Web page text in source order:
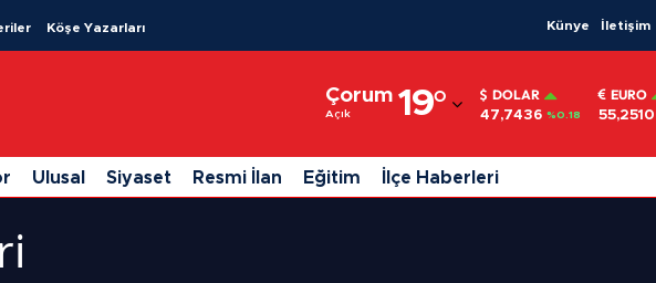
Köşe Yazarları Künye İletişim
Çorum
Açık 19°
Adıyaman
Afyonkarahisar
Ağrı
DOLAR
47,7436 %0.18
EURO
55,2510
Ulusal Siyaset Resmi İlan Eğitim İlçe Haberleri